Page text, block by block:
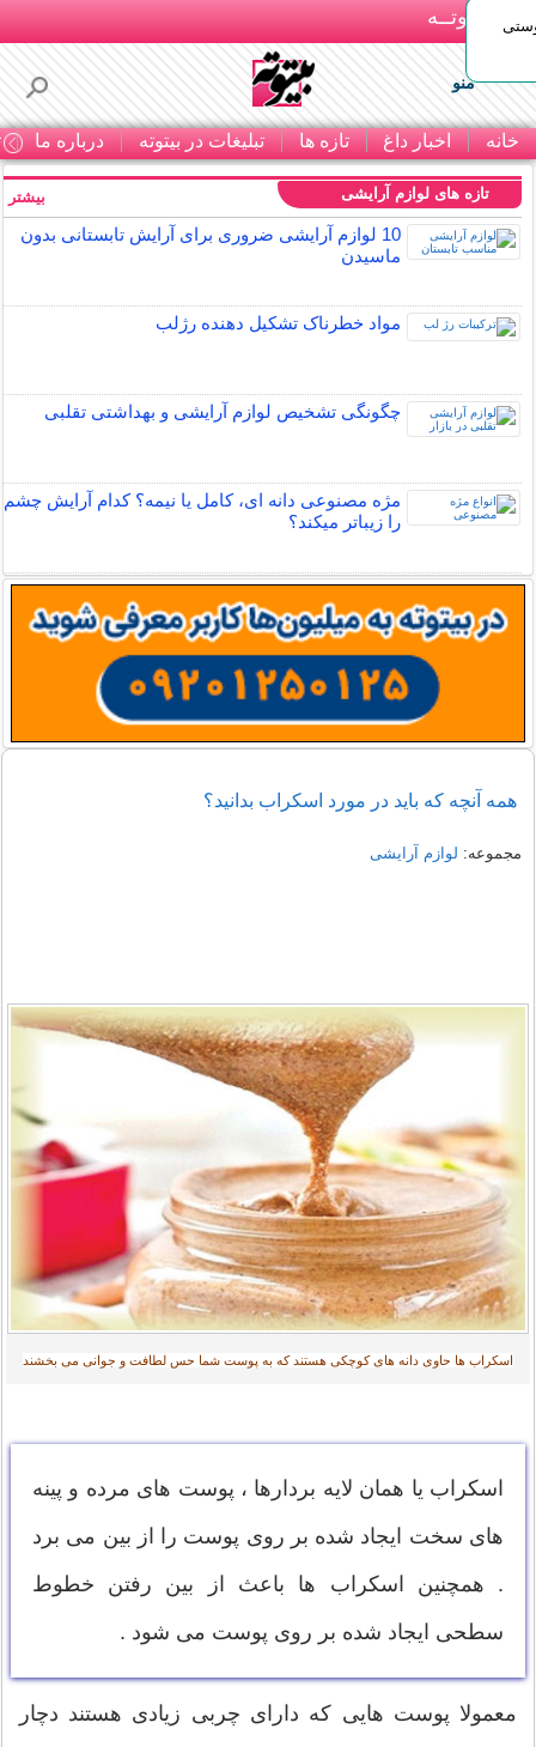
بـیتوتــه
منو
خانه اخبار داغ تازه ها تبلیغات در بیتوته درباره ما
تازه های لوازم آرایشی
10 لوازم آرایشی ضروری برای آرایش تابستانی بدون
ماسیدن
مواد خطرناک تشکیل دهنده رژلب
چگونگی تشخیص لوازم آرایشی و بهداشتی تقلبی
مژه مصنوعی دانه ای، کامل یا نیمه؟ کدام آرایش چشم
را زیباتر میکند؟
بیشتر
همه آنچه که باید در مورد اسکراب بدانید؟
مجموعه: لوازم آرایشی
اسکراب ها حاوی دانه های کوچکی هستند که به پوست شما حس لطافت و جوانی می بخشند‎
اسکراب یا همان لایه بردارها ، پوست های مرده و پینه
های سخت ایجاد شده بر روی پوست را از بین می برد
. همچنین اسکراب ها باعث از بین رفتن خطوط
سطحی ایجاد شده بر روی پوست می شود .
معمولا پوست هایی که دارای چربی زیادی هستند دچار